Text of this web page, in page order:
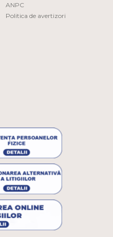
ANPC
Politica de avertizori